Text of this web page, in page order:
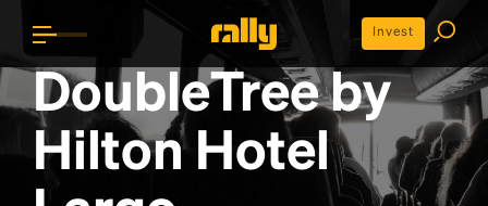
Invest
DoubleTree by
Hilton Hotel